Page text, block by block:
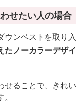
せたい人の場合
ウンベストを取り入
たノーカラーデザイ
せることで、きれい